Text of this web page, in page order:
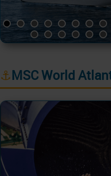
⚓MSC World